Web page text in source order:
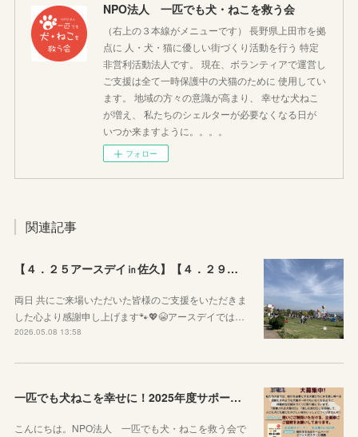
NPO法人 一匹でも犬・ねこを救う会
（右上の３本線がメニューです） 長野県上田市を拠
点に 人・犬・猫に優しい街づくり活動を行う 特定
非営利活動法人です。 現在、ボランティアで運営し
ご支援は全て一時保護中の犬猫のために 使用してい
ます。 地域の方々の意識が高まり、 幸せな犬ねこ
が増え、 私たちのシェルターが必要なくなる日が
いつか来ますように。。。。
フォロー
関連記事
【４．２５アースデイ㏌佐久】【４．２９ぷちっとおいでよマルシェVol.3】のご報告
両日 共にご来場いただいた皆様のご支援をいただきま
した心より感謝申し上げます🐾💖😭アースデイでは…
2026.05.08 13:58
一匹でも犬ねこを幸せに！2025年度サポーター企業様を募集しています！
こんにちは。NPO法人 一匹でも犬・ねこを救う会で